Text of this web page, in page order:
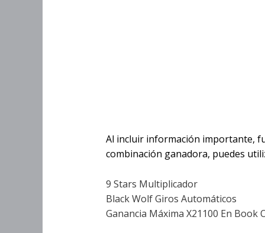
Al incluir información importante,
combinación ganadora, puedes
9 Stars Multiplicador
Black Wolf Giros Automáticos
Ganancia Máxima X21100 En Book